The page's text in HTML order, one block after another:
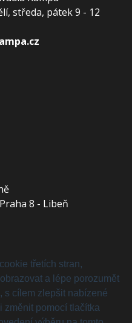
středa, pátek 9 - 12
8 - Libeň
třetích stran,
a lépe porozumět
s cílem zlepšit nabízené
změnit pomocí tlačítka